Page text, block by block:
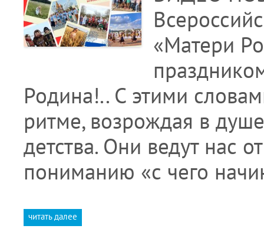
«Матери
Родина!.. С этими
ритме, возрождая в
детства. Они ведут нас
пониманию «с чего
читать далее